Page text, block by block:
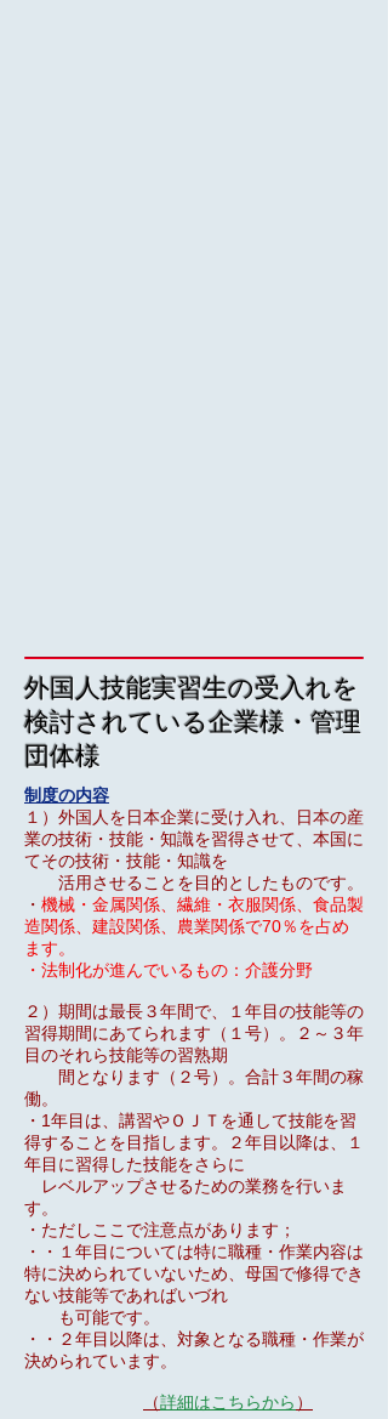
外国人技能実習生の受入れを
検討されている企業様・管理
団体様
制度の内容
１）外国人を日本企業に受け入れ、日本の産
業の技術・技能・知識を習得させて、本国に
てその技術・技能・知識を
活用させることを目的としたものです。
・ 機械・金属関係、繊維・衣服関係、食品製
造関係、建設関係、農業関係で70％を占め
ます。
・法制化が進んでいるもの：介護分野
２）期間は最長３年間で、１年目の技能等の
習得期間にあてられます（１号）。２～３年
目のそれら技能等の習熟期
間となります（２号）。合計３年間の稼
働。
・1年目は、講習やＯＪＴを通して技能を習
得することを目指します。２年目以降は、１
年目に習得した技能をさらに
レベルアップさせるための業務を行いま
す。
・ただしここで注意点があります；
・・１年目については特に職種・作業内容は
特に決められていないため、母国で修得でき
ない技能等であればいづれ
も可能です。
・・２年目以降は、対象となる職種・作業が
決められています。
（詳細はこちらから ）